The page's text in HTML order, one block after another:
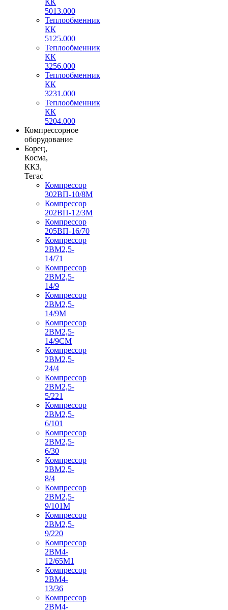
5013.000
Теплообменник
КК
5125.000
Теплообменник
КК
3256.000
Теплообменник
КК
3231.000
Теплообменник
КК
5204.000
Компрессорное
оборудование
Борец,
Косма,
ККЗ,
Тегас
Компрессор
302ВП-10/8М
Компрессор
202ВП-12/3М
Компрессор
205ВП-16/70
Компрессор
2ВМ2,5-
14/71
Компрессор
2ВМ2,5-
14/9
Компрессор
2ВМ2,5-
14/9М
Компрессор
2ВМ2,5-
14/9СМ
Компрессор
2ВМ2,5-
24/4
Компрессор
2ВМ2,5-
5/221
Компрессор
2ВМ2,5-
6/101
Компрессор
2ВМ2,5-
6/30
Компрессор
2ВМ2,5-
8/4
Компрессор
2ВМ2,5-
9/101М
Компрессор
2ВМ2,5-
9/220
Компрессор
2ВМ4-
12/65М1
Компрессор
2ВМ4-
13/36
Компрессор
2ВМ4-